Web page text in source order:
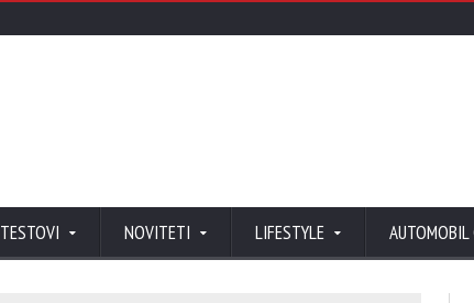
TESTOVI NOVITETI LIFESTYLE AUTOMOBIL